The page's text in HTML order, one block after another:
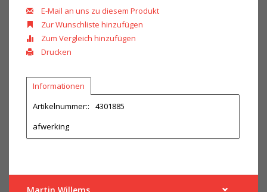
E-Mail an uns zu diesem Produkt
Zur Wunschliste hinzufügen
Zum Vergleich hinzufügen
Drucken
Informationen
Artikelnummer::
4301885
afwerking